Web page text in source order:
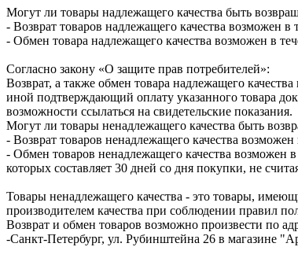
Могут ли товары надлежащего качества быть
- Возврат товаров надлежащего качества возможен
- Обмен товара надлежащего качества возможен в
Согласно закону «О защите прав потребителей»:
Возврат, а также обмен товара надлежащего
иной подтверждающий оплату указанного товара
возможности ссылаться на свидетельские показания.
Могут ли товары ненадлежащего качества быть
- Возврат товаров ненадлежащего качества
- Обмен товаров ненадлежащего качества возможен
которых составляет 30 дней со дня покупки, не
Товары ненадлежащего качества - это товары,
производителем качества при соблюдении правил
Возврат и обмен товаров возможно произвести по
-Санкт-Петербург, ул. Рубинштейна 26 в магазине